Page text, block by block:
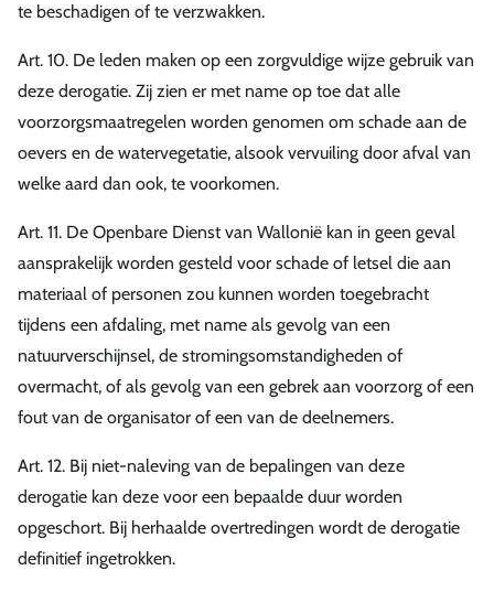
te beschadigen of te verzwakken.
Art. 10. De leden maken op een zorgvuldige wijze gebruik van
deze derogatie. Zij zien er met name op toe dat alle
voorzorgsmaatregelen worden genomen om schade aan de
oevers en de watervegetatie, alsook vervuiling door afval van
welke aard dan ook, te voorkomen.
Art. 11. De Openbare Dienst van Wallonië kan in geen geval
aansprakelijk worden gesteld voor schade of letsel die aan
materiaal of personen zou kunnen worden toegebracht
tijdens een afdaling, met name als gevolg van een
natuurverschijnsel, de stromingsomstandigheden of
overmacht, of als gevolg van een gebrek aan voorzorg of een
fout van de organisator of een van de deelnemers.
Art. 12. Bij niet-naleving van de bepalingen van deze
derogatie kan deze voor een bepaalde duur worden
opgeschort. Bij herhaalde overtredingen wordt de derogatie
definitief ingetrokken.